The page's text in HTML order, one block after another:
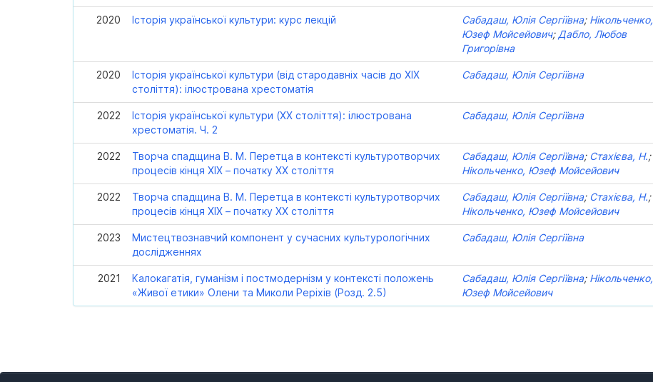
2020 Історія української культури: курс лекцій Сабадаш, Юлія Сергіївна; Нікольченко,
Юзеф Мойсейович; Дабло, Любов
Григорівна
2020
Історія української культури (від стародавніх часів до ХІХ
століття): ілюстрована хрестоматія
Сабадаш, Юлія Сергіївна
2022
Історія української культури (ХХ століття): ілюстрована
хрестоматія. Ч. 2
Сабадаш, Юлія Сергіївна
2022
Творча спадщина В. М. Перетца в контексті культуротворчих
процесів кінця ХІХ – початку ХХ століття
Сабадаш, Юлія Сергіївна; Стахієва, Н.;
Нікольченко, Юзеф Мойсейович
2022
Творча спадщина В. М. Перетца в контексті культуротворчих
процесів кінця ХІХ – початку ХХ століття
Сабадаш, Юлія Сергіївна; Стахієва, Н.;
Нікольченко, Юзеф Мойсейович
2023
Мистецтвознавчий компонент у сучасних культурологічних
дослідженнях
Сабадаш, Юлія Сергіївна
2021
Калокагатія, гуманізм і постмодернізм у контексті положень
«Живої етики» Олени та Миколи Реріхів (Розд. 2.5)
Сабадаш, Юлія Сергіївна; Нікольченко,
Юзеф Мойсейович